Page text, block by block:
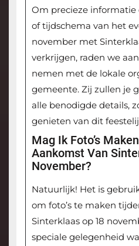
Om precieze
of tijdschema van het
november met
verkrijgen, raden we
nemen met de lokale
gemeente. Zij zullen je
alle benodigde details,
genieten van dit
Mag Ik Foto’s
Aankomst Van
November?
Natuurlijk! Het is
om foto’s te maken
Sinterklaas op 18
speciale gelegenheid